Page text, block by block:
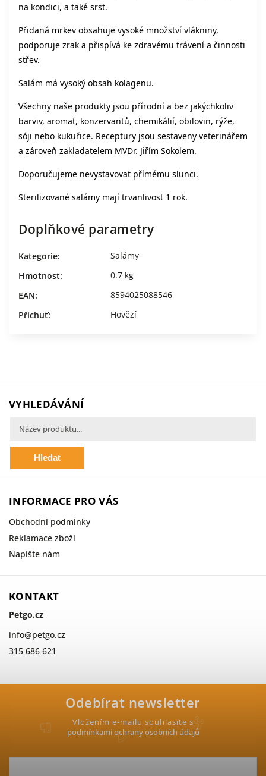
na kondici, a také srst.
Přidaná mrkev obsahuje vysoké množství vlákniny,
podporuje zrak a přispívá ke zdravému trávení a činnosti
střev.
Salám má vysoký obsah kolagenu.
Všechny naše produkty jsou přírodní a bez jakýchkoliv
barviv, aromat, konzervantů, chemikálií, obilovin, rýže,
sóji nebo kukuřice. Receptury jsou sestaveny veterinářem
a zároveň zakladatelem MVDr. Jiřím Sokolem.
Doporučujeme nevystavovat přímému slunci.
Sterilizované salámy mají trvanlivost 1 rok.
Doplňkové parametry
Kategorie:
Salámy
Hmotnost:
0.7 kg
EAN:
8594025088546
Příchuť: Hovězí
Odebírat newsletter
Vložením e-mailu souhlasíte s
podmínkami ochrany osobních údajů
VYHLEDÁVÁNÍ
Hledat
INFORMACE PRO VÁS
Obchodní podmínky
Reklamace zboží
Napište nám
KONTAKT
Petgo.cz
info@petgo.cz
315 686 621